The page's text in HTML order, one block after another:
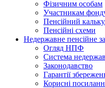
Фізичним особам
Участникам
Пенсійний
Пенсійні схеми
Недержавне пенсійне
Огляд НПФ
Система
Законодавство
Гарантії
Корисні